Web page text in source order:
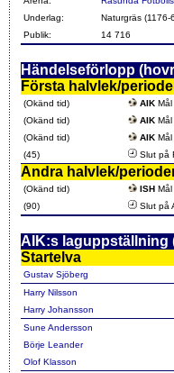
Underlag:
Naturgräs (1176-
Publik:
14 716
Händelseförlopp
Första halvlek/
(Okänd tid) AIK Mål
(Okänd tid)
AIK Mål
(Okänd tid)
AIK Mål
(45)
Slut på
Andra halvlek/
(Okänd tid) ISH Mål
(90)
Slut på
AIK:s laguppställning
Startelva
Gustav Sjöberg
Harry Nilsson
Harry Johansson
Sune Andersson
Börje Leander
Olof Klasson